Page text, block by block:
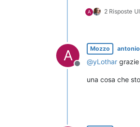
A 2 Risposte
A
Non in linea
Mozzo
@yLothar
una cosa che